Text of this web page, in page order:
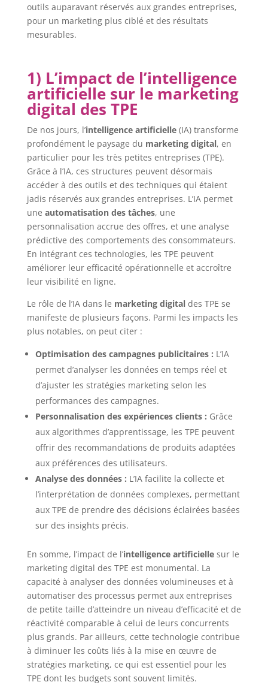
outils auparavant réservés aux grandes entreprises,
pour un marketing plus ciblé et des résultats
mesurables.
1) L’impact de l’intelligence
artificielle sur le marketing
digital des TPE
De nos jours, l’intelligence artificielle(IA) transforme
profondément le paysage du marketing digital, en
particulier pour les très petites entreprises (TPE).
Grâce à l’IA, ces structures peuvent désormais
accéder à des outils et des techniques qui étaient
jadis réservés aux grandes entreprises. L’IA permet
une automatisation des tâches, une
personnalisation accrue des offres, et une analyse
prédictive des comportements des consommateurs.
En intégrant ces technologies, les TPE peuvent
améliorer leur efficacité opérationnelle et accroître
leur visibilité en ligne.
Le rôle de l’IA dans le marketing digitaldes TPE se
manifeste de plusieurs façons. Parmi les impacts les
plus notables, on peut citer :
Optimisation des campagnes publicitaires : L’IA
permet d’analyser les données en temps réel et
d’ajuster les stratégies marketing selon les
performances des campagnes.
Personnalisation des expériences clients : Grâce
aux algorithmes d’apprentissage, les TPE peuvent
offrir des recommandations de produits adaptées
aux préférences des utilisateurs.
Analyse des données : L’IA facilite la collecte et
l’interprétation de données complexes, permettant
aux TPE de prendre des décisions éclairées basées
sur des insights précis.
En somme, l’impact de l’intelligence artificiellesur le
marketing digital des TPE est monumental. La
capacité à analyser des données volumineuses et à
automatiser des processus permet aux entreprises
de petite taille d’atteindre un niveau d’efficacité et de
réactivité comparable à celui de leurs concurrents
plus grands. Par ailleurs, cette technologie contribue
à diminuer les coûts liés à la mise en œuvre de
stratégies marketing, ce qui est essentiel pour les
TPE dont les budgets sont souvent limités.